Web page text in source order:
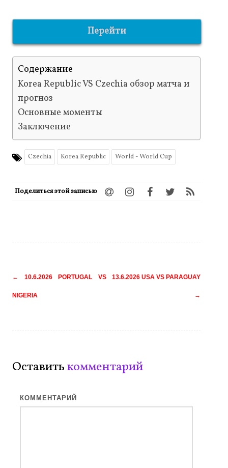
Перейти
Содержание
Korea Republic VS Czechia обзор матча и
прогноз
Основные моменты
Заключение
Czechia Korea Republic World - World Cup
Поделиться этой записью
Навигация
← 10.6.2026 PORTUGAL VS
NIGERIA
13.6.2026 USA VS PARAGUAY
→
Оставитькомментарий
КОММЕНТАРИЙ